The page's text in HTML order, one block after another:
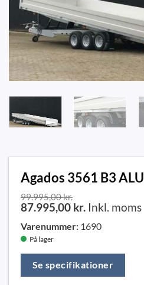
Agados 3561 B3 ALU
99.995,00kr.
87.995,00 kr. Inkl. moms
Varenummer: 1690
På lager
Se specifikationer